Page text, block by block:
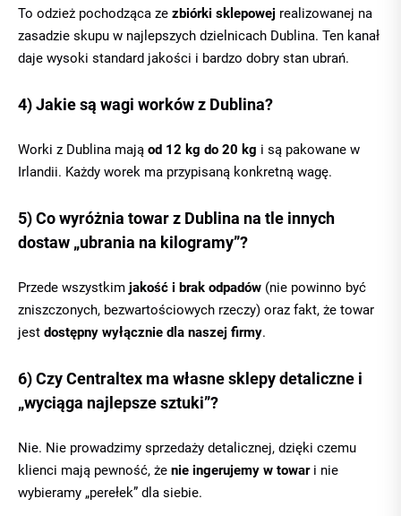
To odzież pochodząca ze zbiórki sklepowej realizowanej na
zasadzie skupu w najlepszych dzielnicach Dublina. Ten kanał
daje wysoki standard jakości i bardzo dobry stan ubrań.
4) Jakie są wagi worków z Dublina?
Worki z Dublina mają od 12 kg do 20 kg i są pakowane w
Irlandii. Każdy worek ma przypisaną konkretną wagę.
5) Co wyróżnia towar z Dublina na tle innych
dostaw „ubrania na kilogramy”?
Przede wszystkim jakość i brak odpadów (nie powinno być
zniszczonych, bezwartościowych rzeczy) oraz fakt, że towar
jest dostępny wyłącznie dla naszej firmy.
6) Czy Centraltex ma własne sklepy detaliczne i
„wyciąga najlepsze sztuki”?
Nie. Nie prowadzimy sprzedaży detalicznej, dzięki czemu
klienci mają pewność, że nie ingerujemy w towari nie
wybieramy „perełek” dla siebie.